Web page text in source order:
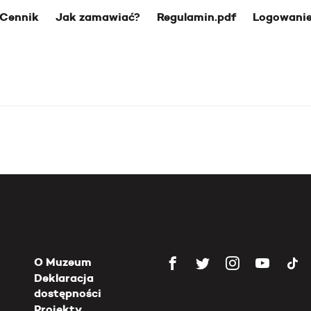
Jak zamawiać? Regulamin.pdf
O Muzeum
Deklaracja
dostępności